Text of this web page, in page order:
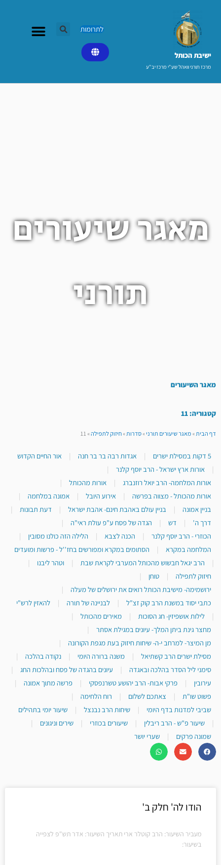
ישיבת הכותל​
מרכז תורני וואהל שע"י מרכז יב"ע
לתרומות
מאגר שיעורים
תורני
מאגר השיעורים
קטגוריה: 11
דף הבית»מאגר שיעורים תורני»סדרות»חיזוק לתפילה»
11
5 דקות במסילת ישרים | אגדות רבה בר בר חנה |
אור החיים הקדוש
|
אורות ארץ ישראל - הרב יוסף קלנר
|
אורות המלחמה- הרב יואל רוזנברג
| אורות מהכותל
|
אורות מהכותל - מצווה בפרשה
| אירוע היובל | אמונה במלחמה
|
בניין אמונה
| בניין עולם באהבת חינם- אהבת ישראל | דעת תבונות
|
דרך ה'
| דש | הגדה של פסח ע"פ עולת ראי"ה
|
הכוזרי - הרב יוסף קלנר
| הכנה לצבא | הלילה הזה כולנו מסובין
|
המלחמה במקרא
|
הסתומים במקרא ומפורשים בחז''ל - פרשות ומועדים
|
הרב יגאל חבשוש מהכותל המערבי לקראת שבת | וטהר ליבנו
|
חיזוק לתפילה
| טוחן
|
ירושמימה- מישיבת הכותל רואים את ירושלים של מעלה
|
כתבי יסוד במשנת הרב קוק זצ"ל
| לבניינה של תורה |
להאזין לרש"י
|
לילות אושפיזין- חג הסוכות | מאירים מהכותל
|
מחצר גינת ביתן המלך- עיונים במגילת אסתר
|
מן המיצר- למרחב י-ה- שיחות חיזוק בעת מגפת הקורונה
|
מסילת ישרים הרב קשתיאל
| משנה ברורה היומי | נקודה בהלכה
|
סימני ליל הסדר בהלכה ובאגדה
| עיונים בהגדה של פסח ובהלכות החג
|
עירובין
| פרקי אבות- הרב יהושע טשרנפסקי | פרשה מתוך אמונה
|
פשוט שו"ת
| צאתכם לשלום | רוח הלחימה
|
שביבי למדנות בדף היומי
| שיחות הרב נבנצל |
שיעור יומי בתהילים
|
שיעור פ"ש - הרב ריבלין | שיעורים בכוזרי | שירים וניגונים
|
שמונה פרקים
| שערי יושר
הודו לה' חלק ב'
מעביר השיעור: הרב קוטלר ארי תאריך השיעור: אדר תש"פ לצפייה
בשיעור: